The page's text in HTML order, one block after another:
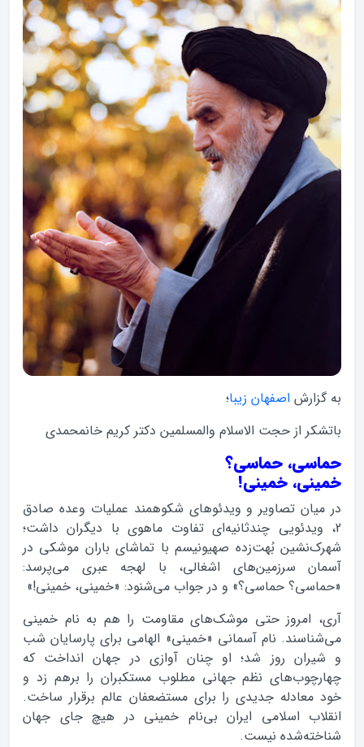
به گزارش اصفهان زیبا؛
باتشکر از حجت الاسلام والمسلمین دکتر کریم خانمحمدی
حماسی، حماسی؟
خمینی، خمینی!
در میان تصاویر و ویدئوهای شکوهمند عملیات وعده صادق
2، ویدئویی چندثانیه‌ای تفاوت ماهوی با دیگران داشت؛
شهرک‌نشین بُهت‌زده صهیونیسم با تماشای باران موشکی در
آسمان سرزمین‌های اشغالی، با لهجه عبری می‌پرسد:
«حماسی؟ حماسی؟» و در جواب می‌شنود: «خمینی، خمینی!»
آری، امروز حتی موشک‌های مقاومت را هم به نام خمینی
می‌شناسند. نام آسمانی «خمینی» الهامی برای پارسایان شب
و شیران روز شد؛ او چنان آوازی در جهان انداخت که
چهارچوب‌های نظم جهانی مطلوب مستکبران را برهم زد و
خود معادله جدیدی را برای مستضعفان عالم برقرار ساخت.
انقلاب اسلامی ایران بی‌نام خمینی در هیچ جای جهان
شناخته‌شده نیست.